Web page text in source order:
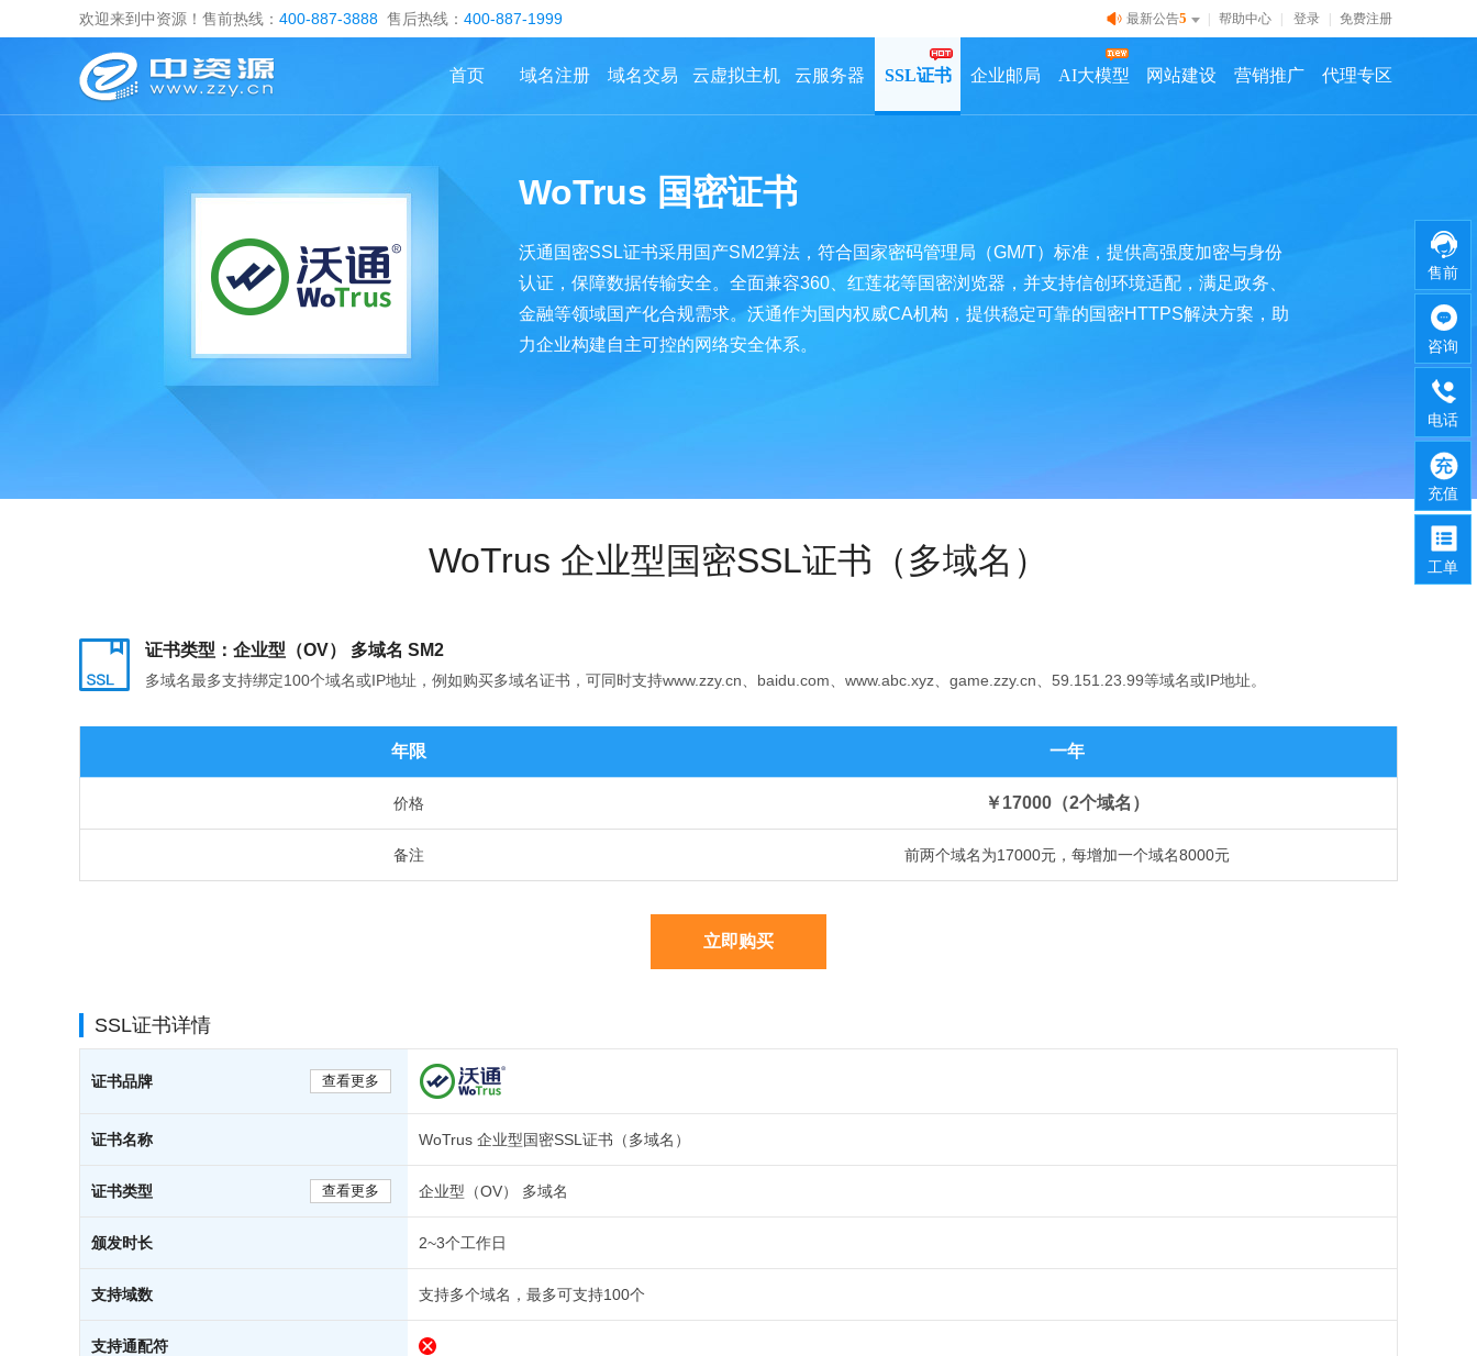
售前
咨询
电话
充值
工单
欢迎来到中资源！售前热线： 400-887-3888 售后热线： 400-887-1999 登录 免费注册
最新公告5 帮助中心
代理专区
营销推广
网站建设
AI大模型
企业邮局
SSL证书
云服务器
云虚拟主机
域名交易
域名注册
首页
WoTrus 国密证书
沃通国密SSL证书采用国产SM2算法，符合国家密码管理局（GM/T）标准，提供高强度加密与身份
认证，保障数据传输安全。全面兼容360、红莲花等国密浏览器，并支持信创环境适配，满足政务、
金融等领域国产化合规需求。沃通作为国内权威CA机构，提供稳定可靠的国密HTTPS解决方案，助
力企业构建自主可控的网络安全体系。
WoTrus 企业型国密SSL证书（多域名）
证书类型：企业型（OV） 多域名 SM2
多域名最多支持绑定100个域名或IP地址，例如购买多域名证书，可同时支持www.zzy.cn、baidu.com、www.abc.xyz、game.zzy.cn、59.151.23.99等域名或IP地址。
年限 一年
价格 ￥17000（2个域名）
备注 前两个域名为17000元，每增加一个域名8000元
立即购买
SSL证书详情
查看更多
证书品牌
证书名称 WoTrus 企业型国密SSL证书（多域名）
查看更多
证书类型 企业型（OV） 多域名
颁发时长 2~3个工作日
支持域数 支持多个域名，最多可支持100个
支持通配符